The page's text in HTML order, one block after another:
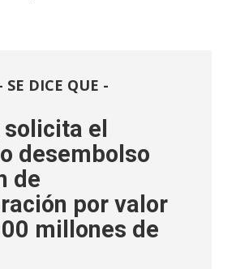
SE DICE QUE -
el
desembolso
de
por valor
millones de